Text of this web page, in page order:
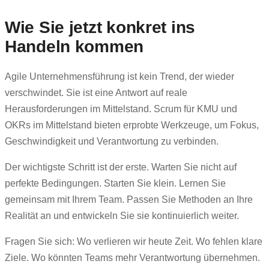
Wie Sie jetzt konkret ins
Handeln kommen
Agile Unternehmensführung ist kein Trend, der wieder
verschwindet. Sie ist eine Antwort auf reale
Herausforderungen im Mittelstand. Scrum für KMU und
OKRs im Mittelstand bieten erprobte Werkzeuge, um Fokus,
Geschwindigkeit und Verantwortung zu verbinden.
Der wichtigste Schritt ist der erste. Warten Sie nicht auf
perfekte Bedingungen. Starten Sie klein. Lernen Sie
gemeinsam mit Ihrem Team. Passen Sie Methoden an Ihre
Realität an und entwickeln Sie sie kontinuierlich weiter.
Fragen Sie sich: Wo verlieren wir heute Zeit. Wo fehlen klare
Ziele. Wo könnten Teams mehr Verantwortung übernehmen.